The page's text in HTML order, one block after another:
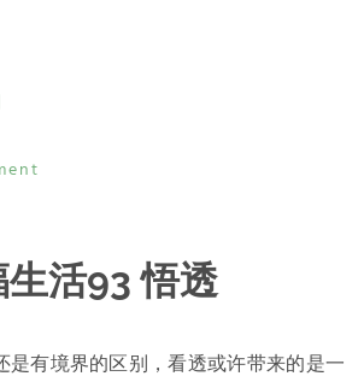
活93 悟透
是有境界的区别，看透或许带来的是一